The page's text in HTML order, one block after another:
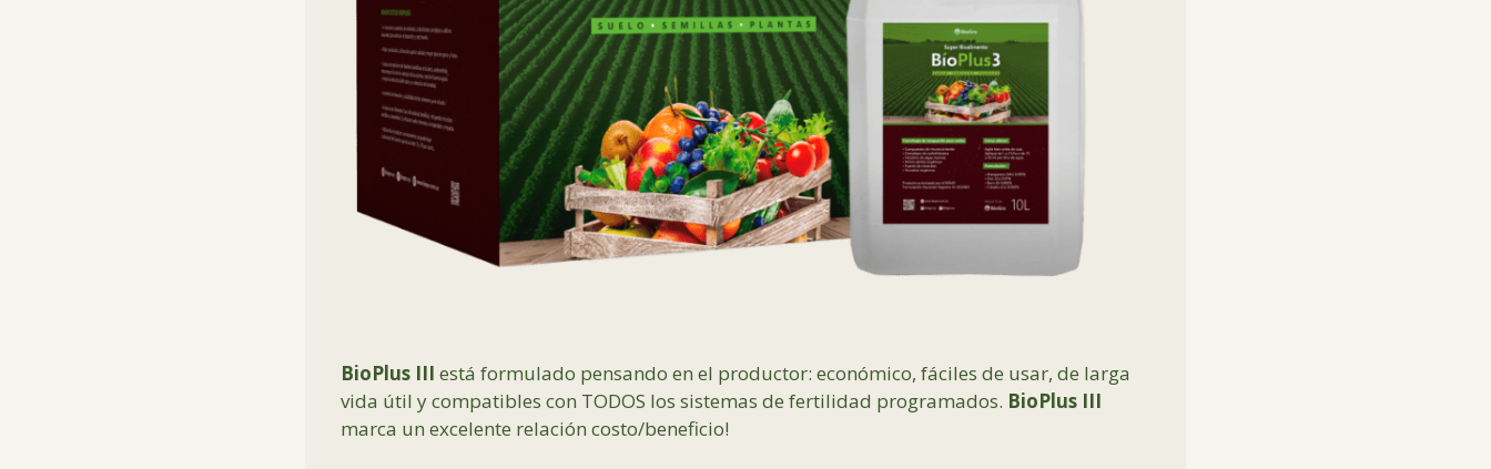
BioPlus III está formulado pensando en el productor: económico, fáciles de usar, de larga
vida útil y compatibles con TODOS los sistemas de fertilidad programados. BioPlus III
marca un excelente relación costo/beneficio!